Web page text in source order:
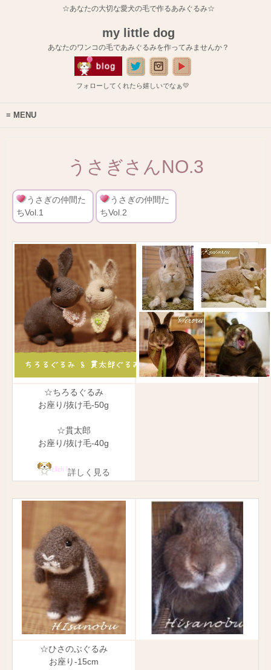
☆あなたの大切な愛犬の毛で作るあみぐるみ☆
my little dog
あなたのワンコの毛であみぐるみを作ってみませんか？
フォローしてくれたら嬉しいでなぁ💛
MENU
うさぎさんNO.3
うさぎの仲間た
ちVol.1
うさぎの仲間た
ちVol.2
☆ちろるぐるみ
お座り/抜け毛-50g
☆貫太郎
お座り/抜け毛-40g
詳しく見る
☆ひさのぶぐるみ
お座り-15cm